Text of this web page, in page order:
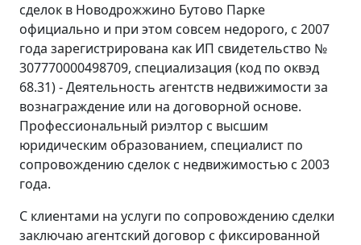
сделок в Новодрожжино Бутово Парке
официально и при этом совсем недорого, с 2007
года зарегистрирована как ИП свидетельство №
307770000498709, специализация (код по оквэд
68.31) - Деятельность агентств недвижимости за
вознаграждение или на договорной основе.
Профессиональный риэлтор с высшим
юридическим образованием, специалист по
сопровождению сделок с недвижимостью с 2003
года.
С клиентами на услуги по сопровождению сделки
заключаю агентский договор с фиксированной